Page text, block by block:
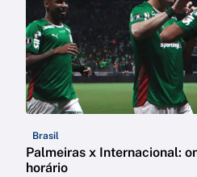
Brasil
Palmeiras x Internacional:
horário